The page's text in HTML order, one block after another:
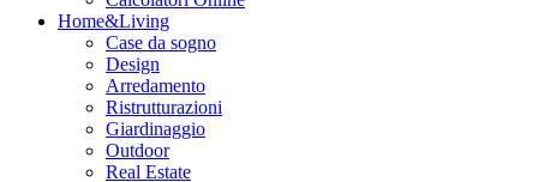
Home&Living
Case da sogno
Design
Arredamento
Ristrutturazioni
Giardinaggio
Outdoor
Real Estate